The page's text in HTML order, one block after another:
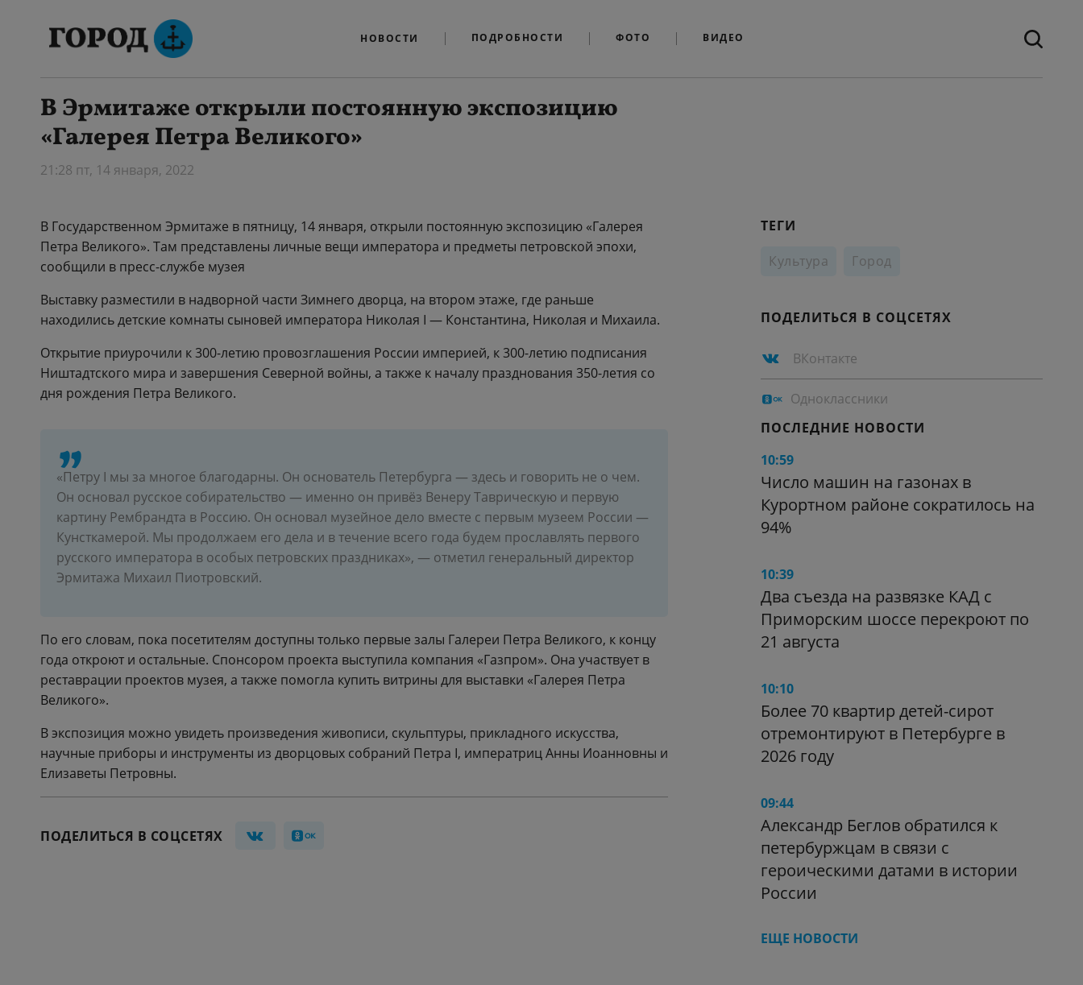
НОВОСТИ ПОДРОБНОСТИ ФОТО ВИДЕО
В Эрмитаже открыли постоянную экспозицию
«Галерея Петра Великого»
21:28 пт, 14 января, 2022
В Государственном Эрмитаже в пятницу, 14 января, открыли постоянную экспозицию «Галерея
Петра Великого». Там представлены личные вещи императора и предметы петровской эпохи,
сообщили в пресс-службе музея
Выставку разместили в надворной части Зимнего дворца, на втором этаже, где раньше
находились детские комнаты сыновей императора Николая I — Константина, Николая и Михаила.
Открытие приурочили к 300-летию провозглашения России империей, к 300-летию подписания
Ништадтского мира и завершения Северной войны, а также к началу празднования 350-летия со
дня рождения Петра Великого.
«Петру I мы за многое благодарны. Он основатель Петербурга — здесь и говорить не о чем.
Он основал русское собирательство — именно он привёз Венеру Таврическую и первую
картину Рембрандта в Россию. Он основал музейное дело вместе с первым музеем России —
Кунсткамерой. Мы продолжаем его дела и в течение всего года будем прославлять первого
русского императора в особых петровских праздниках», — отметил генеральный директор
Эрмитажа Михаил Пиотровский.
По его словам, пока посетителям доступны только первые залы Галереи Петра Великого, к концу
года откроют и остальные. Спонсором проекта выступила компания «Газпром». Она участвует в
реставрации проектов музея, а также помогла купить витрины для выставки «Галерея Петра
Великого».
В экспозиция можно увидеть произведения живописи, скульптуры, прикладного искусства,
научные приборы и инструменты из дворцовых собраний Петра I, императриц Анны Иоанновны и
Елизаветы Петровны.
ПОДЕЛИТЬСЯ В СОЦСЕТЯХ
ТЕГИ
Культура
Город
ПОДЕЛИТЬСЯ В СОЦСЕТЯХ
ВКонтакте
Одноклассники
ПОСЛЕДНИЕ НОВОСТИ
10:59
Число машин на газонах в
Курортном районе сократилось на
94%
10:39
Два съезда на развязке КАД с
Приморским шоссе перекроют по
21 августа
10:10
Более 70 квартир детей-сирот
отремонтируют в Петербурге в
2026 году
09:44
Александр Беглов обратился к
петербуржцам в связи с
героическими датами в истории
России
ЕЩЕ НОВОСТИ